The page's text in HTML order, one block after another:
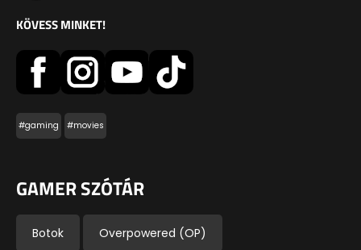
KÖVESS MINKET!
#gaming #movies
GAMER SZÓTÁR
Botok Overpowered (OP)